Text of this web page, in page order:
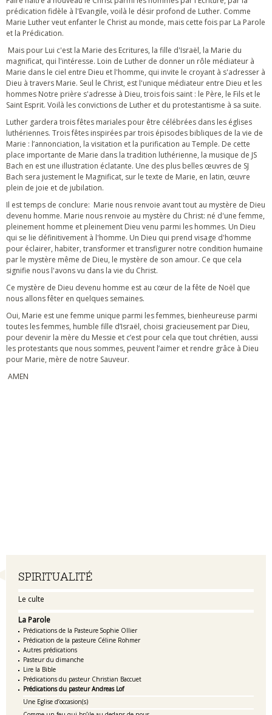
Navigation
SPIRITUALITÉ
Le culte
La Parole
Prédications de la Pasteure Sophie Ollier
Prédication de la pasteure Céline Rohmer
Autres prédications
Pasteur du dimanche
Lire la Bible
Prédications du pasteur Christian Baccuet
Prédications du pasteur Andreas Lof
Une Eglise d’occasion(s)
prédication fidèle à l'Evangile, voilà le désir profond de Luther. Comme
Marie Luther veut enfanter le Christ au monde, mais cette fois par La Parole
et la Prédication.
Mais pour Lui c'est la Marie des Ecritures, la fille d'Israël, la Marie du
magnificat, qui l'intéresse. Loin de Luther de donner un rôle médiateur à
Marie dans le ciel entre Dieu et l'homme, qui invite le croyant à s'adresser à
Dieu à travers Marie. Seul le Christ, est l'unique médiateur entre Dieu et les
hommes Notre prière s'adresse à Dieu, trois fois saint : le Père, le Fils et le
Saint Esprit. Voilà les convictions de Luther et du protestantisme à sa suite.
Luther gardera trois fêtes mariales pour être célébrées dans les églises
luthériennes. Trois fêtes inspirées par trois épisodes bibliques de la vie de
Marie : l’annonciation, la visitation et la purification au Temple. De cette
place importante de Marie dans la tradition luthérienne, la musique de JS
Bach en est une illustration éclatante. Une des plus belles œuvres de SJ
Bach sera justement le Magnificat, sur le texte de Marie, en latin, œuvre
plein de joie et de jubilation.
Il est temps de conclure: Marie nous renvoie avant tout au mystère de Dieu
devenu homme. Marie nous renvoie au mystère du Christ: né d'une femme,
pleinement homme et pleinement Dieu venu parmi les hommes. Un Dieu
qui se lie définitivement à l'homme. Un Dieu qui prend visage d'homme
pour éclairer, habiter, transformer et transfigurer notre condition humaine
par le mystère même de Dieu, le mystère de son amour. Ce que cela
signifie nous l'avons vu dans la vie du Christ.
Ce mystère de Dieu devenu homme est au cœur de la fête de Noël que
nous allons fêter en quelques semaines.
Oui, Marie est une femme unique parmi les femmes, bienheureuse parmi
toutes les femmes, humble fille d’Israël, choisi gracieusement par Dieu,
pour devenir la mère du Messie et c’est pour cela que tout chrétien, aussi
les protestants que nous sommes, peuvent l’aimer et rendre grâce à Dieu
pour Marie, mère de notre Sauveur.
AMEN